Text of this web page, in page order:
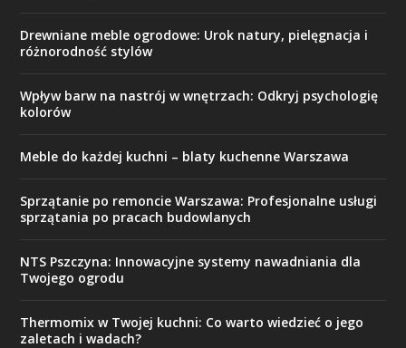
Drewniane meble ogrodowe: Urok natury, pielęgnacja i
różnorodność stylów
Wpływ barw na nastrój w wnętrzach: Odkryj psychologię
kolorów
Meble do każdej kuchni – blaty kuchenne Warszawa
Sprzątanie po remoncie Warszawa: Profesjonalne usługi
sprzątania po pracach budowlanych
NTS Pszczyna: Innowacyjne systemy nawadniania dla
Twojego ogrodu
Thermomix w Twojej kuchni: Co warto wiedzieć o jego
zaletach i wadach?